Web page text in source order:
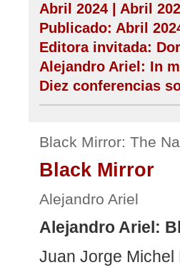
Abril 2024 | Abril
Publicado: Abril
Editora invitada:
Alejandro Ariel: In
Diez conferencias
Black Mirror: The
Black Mirror
Alejandro Ariel
Alejandro Ariel:
Juan Jorge Michel